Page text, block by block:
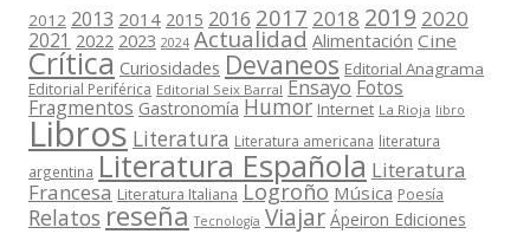
2012 2013 2014 2015 2016 2017 2018 2019 2020
2021 2022 2023 2024 Actualidad Alimentación Cine
Crítica Curiosidades Devaneos Editorial Anagrama
Editorial Periférica Editorial Seix Barral Ensayo Fotos
Fragmentos Gastronomía Humor Internet La Rioja libro
Libros Literatura Literatura americana literatura
argentina Literatura Española Literatura
Francesa Literatura Italiana Logroño Música Poesía
Relatos reseña Tecnología Viajar Ápeiron Ediciones